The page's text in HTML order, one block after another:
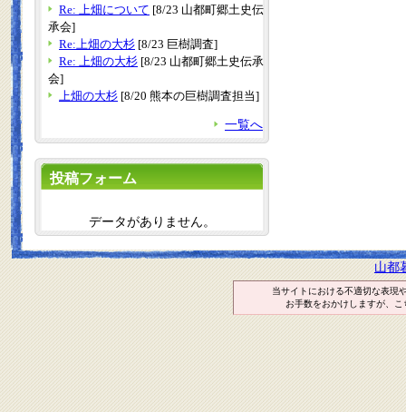
Re: 上畑について [8/23 山都町郷土史伝
承会]
Re:上畑の大杉 [8/23 巨樹調査]
Re: 上畑の大杉 [8/23 山都町郷土史伝承
会]
上畑の大杉 [8/20 熊本の巨樹調査担当]
一覧へ
投稿フォーム
データがありません。
山都
当サイトにおける不適切な表現
お手数をおかけしますが、こ